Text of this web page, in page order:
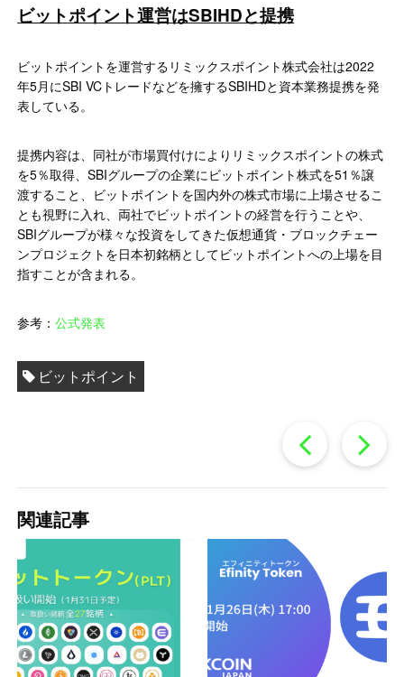
ビットポイント運営はSBIHDと提携
ビットポイントを運営するリミックスポイント株式会社は2022
年5月にSBI VCトレードなどを擁するSBIHDと資本業務提携を発
表している。
提携内容は、同社が市場買付けによりリミックスポイントの株式
を5％取得、SBIグループの企業にビットポイント株式を51％譲
渡すること、ビットポイントを国内外の株式市場に上場させるこ
とも視野に入れ、両社でビットポイントの経営を行うことや、
SBIグループが様々な投資をしてきた仮想通貨・ブロックチェー
ンプロジェクトを日本初銘柄としてビットポイントへの上場を目
指すことが含まれる。
参考：公式発表
ビットポイント
過
去
投
関連記事